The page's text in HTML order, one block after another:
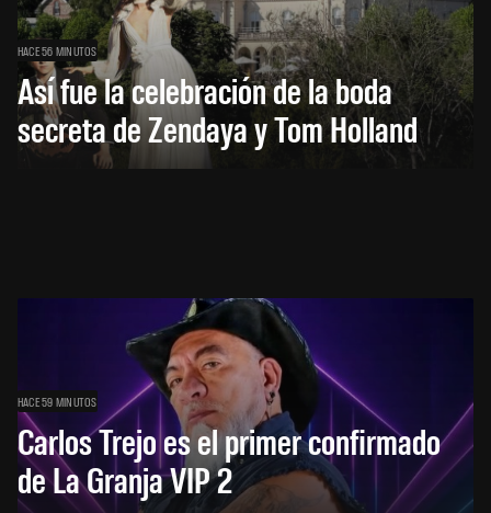
HACE 56 MINUTOS
Así fue la celebración de la boda
secreta de Zendaya y Tom Holland
HACE 59 MINUTOS
Carlos Trejo es el primer confirmado
de La Granja VIP 2